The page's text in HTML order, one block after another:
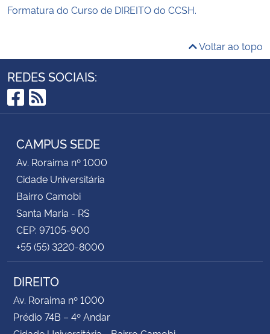
Formatura do Curso de DIREITO do CCSH.
Voltar ao topo
REDES SOCIAIS:
Facebook
RSS
CAMPUS SEDE
Av. Roraima nº 1000
Cidade Universitária
Bairro Camobi
Santa Maria - RS
CEP: 97105-900
+55 (55) 3220-8000
DIREITO
Av. Roraima nº 1000
Prédio 74B – 4º Andar